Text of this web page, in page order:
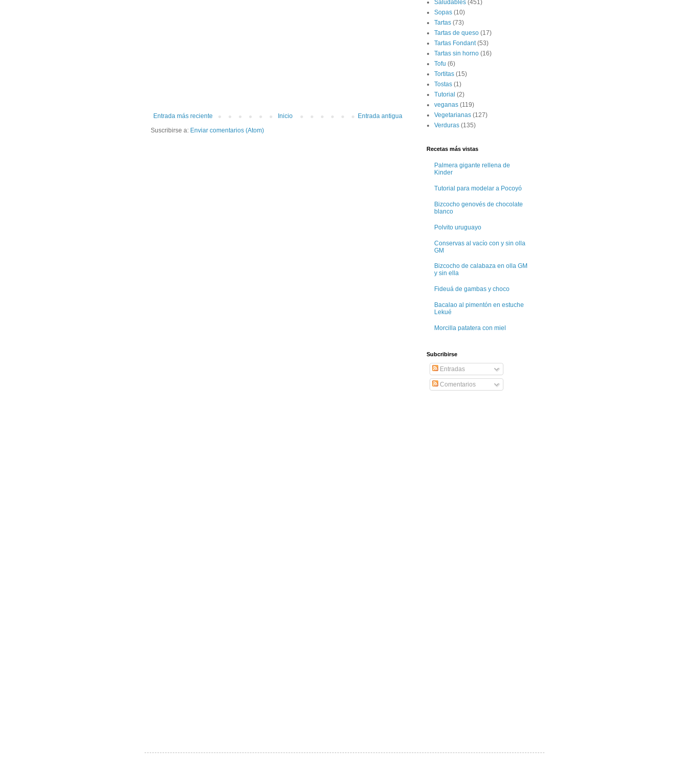
Entrada más reciente Entrada antigua
Inicio
Suscribirse a: Enviar comentarios (Atom)
Saludables (451)
Sopas (10)
Tartas (73)
Tartas de queso (17)
Tartas Fondant (53)
Tartas sin horno (16)
Tofu (6)
Tortitas (15)
Tostas (1)
Tutorial (2)
veganas (119)
Vegetarianas (127)
Verduras (135)
Recetas más vistas
Palmera gigante rellena de
Kinder
Tutorial para modelar a Pocoyó
Bizcocho genovés de chocolate
blanco
Polvito uruguayo
Conservas al vacío con y sin olla
GM
Bizcocho de calabaza en olla GM
y sin ella
Fideuá de gambas y choco
Bacalao al pimentón en estuche
Lekué
Morcilla patatera con miel
Subcribirse
Entradas
Comentarios